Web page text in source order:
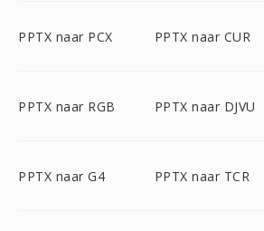
PPTX naar PCX PPTX naar CUR
PPTX naar RGB PPTX naar DJVU
PPTX naar G4 PPTX naar TCR